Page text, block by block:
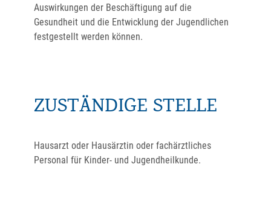
Auswirkungen der Beschäftigung auf die
Gesundheit und die Entwicklung der Jugendlichen
festgestellt werden können.
ZUSTÄNDIGE STELLE
Hausarzt oder Hausärztin oder fachärztliches
Personal für Kinder- und Jugendheilkunde.